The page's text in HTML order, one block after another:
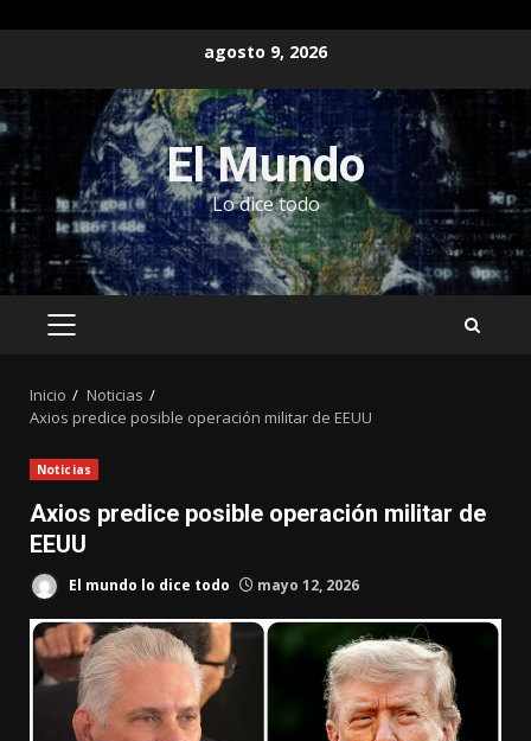
contenido
agosto 9, 2026
El Mundo
Lo dice todo
MENÚ
Inicio
Noticias
Axios predice posible operación militar de EEUU
Noticias
Axios predice posible operación militar de
EEUU
El mundo lo dice todo mayo 12, 2026